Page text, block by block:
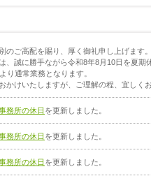
のご高配を賜り、厚く御礼申し上げます。
、誠に勝手ながら令和8年8月10日を夏期
り通常業務となります。
かけいたしますが、ご理解の程、宜しく
務所の休日 を更新しました。
務所の休日 を更新しました。
務所の休日 を更新しました。